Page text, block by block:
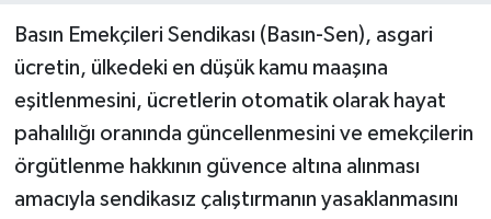
Basın Emekçileri Sendikası (Basın-Sen), asgari
ücretin, ülkedeki en düşük kamu maaşına
eşitlenmesini, ücretlerin otomatik olarak hayat
pahalılığı oranında güncellenmesini ve emekçilerin
örgütlenme hakkının güvence altına alınması
amacıyla sendikasız çalıştırmanın yasaklanmasını
LEFKOŞA
MAGAZİN
Nöbetçi Eczaneler